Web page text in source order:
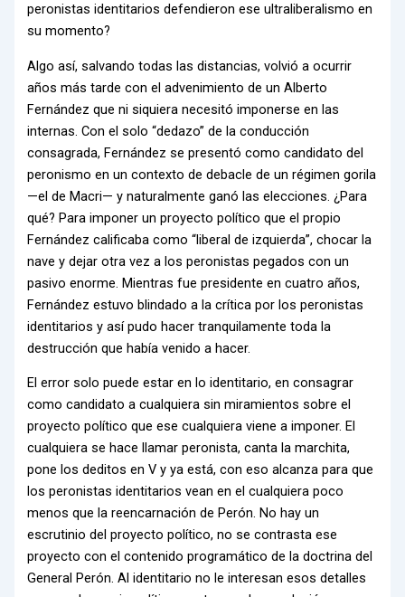
peronistas identitarios defendieron ese ultraliberalismo en
su momento?
Algo así, salvando todas las distancias, volvió a ocurrir
años más tarde con el advenimiento de un Alberto
Fernández que ni siquiera necesitó imponerse en las
internas. Con el solo “dedazo” de la conducción
consagrada, Fernández se presentó como candidato del
peronismo en un contexto de debacle de un régimen gorila
—el de Macri— y naturalmente ganó las elecciones. ¿Para
qué? Para imponer un proyecto político que el propio
Fernández calificaba como “liberal de izquierda”, chocar la
nave y dejar otra vez a los peronistas pegados con un
pasivo enorme. Mientras fue presidente en cuatro años,
Fernández estuvo blindado a la crítica por los peronistas
identitarios y así pudo hacer tranquilamente toda la
destrucción que había venido a hacer.
El error solo puede estar en lo identitario, en consagrar
como candidato a cualquiera sin miramientos sobre el
proyecto político que ese cualquiera viene a imponer. El
cualquiera se hace llamar peronista, canta la marchita,
pone los deditos en V y ya está, con eso alcanza para que
los peronistas identitarios vean en el cualquiera poco
menos que la reencarnación de Perón. No hay un
escrutinio del proyecto político, no se contrasta ese
proyecto con el contenido programático de la doctrina del
General Perón. Al identitario no le interesan esos detalles